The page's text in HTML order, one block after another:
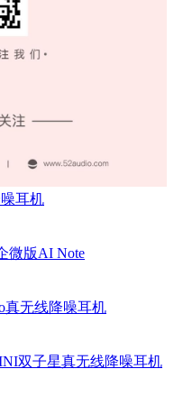
耳机
微版AI Note
真无线降噪耳机
双子星真无线降噪耳机